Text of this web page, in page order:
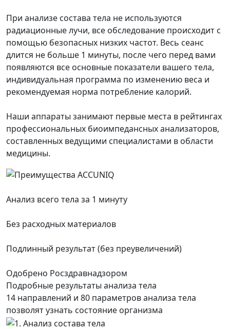
При анализе состава тела не используются
радиационные лучи, все обследование происходит с
помощью безопасных низких частот. Весь сеанс
длится не больше 1 минуты, после чего перед вами
появляются все основные показатели вашего тела,
индивидуальная программа по изменению веса и
рекомендуемая норма потребление калорий.
Наши аппараты занимают первые места в рейтингах
профессиональных биоимпедансных анализаторов,
составленных ведущими специалистами в области
медицины.
Анализ всего тела за 1 минуту
Без расходных материалов
Подлинный результат (без преувеличений)
Одобрено Росздравнадзором
Подробные результаты анализа тела
14 направлений и 80 параметров анализа тела
позволят узнать состояние организма